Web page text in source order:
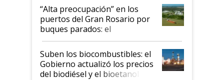
“Alta preocupación” en los
puertos del Gran Rosario por
buques parados: el
funcionamiento de las
exportadoras en tensión tras
la medida de fuerza de los
prácticos
Suben los biocombustibles: el
Gobierno actualizó los precios
del biodiésel y el bioetanol